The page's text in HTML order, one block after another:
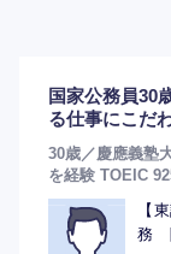
国家公務員30
る仕事にこだ
30歳／慶應義塾
を経験 TOEIC
【
務